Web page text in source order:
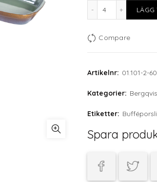
CAVN GREY
Compare
Artikelnr: 01.101-2-60
Kategorier:
Etiketter:
Spara